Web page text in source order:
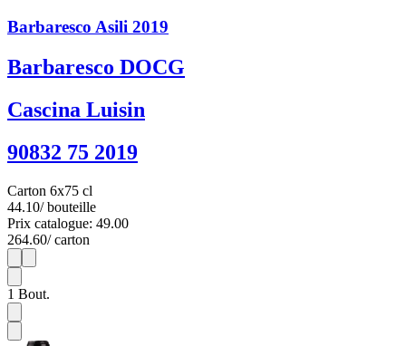
Barbaresco Asili 2019
Barbaresco DOCG
Cascina Luisin
90832 75 2019
Carton 6x75 cl
44.10/ bouteille
Prix catalogue: 49.00
264.60/ carton
1
1 Bout.